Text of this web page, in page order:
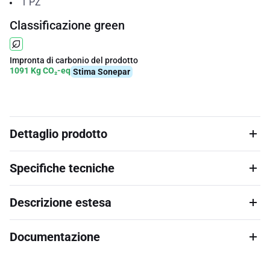
Classificazione green
Impronta di carbonio del prodotto
1091 Kg CO₂-eq Stima Sonepar
Dettaglio prodotto
Specifiche tecniche
Descrizione estesa
Documentazione